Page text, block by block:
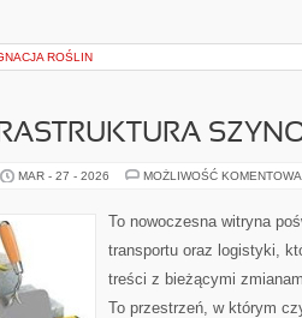
ROŚLIN
MAR - 27 - 2026 MOŻLIWOŚĆ
To nowoczesna witryna
transportu oraz logistyki,
treści z bieżącymi
To przestrzeń, w którym